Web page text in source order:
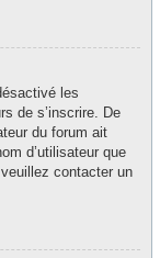
les
de s’inscrire. De
du forum ait
d’utilisateur que
contacter un